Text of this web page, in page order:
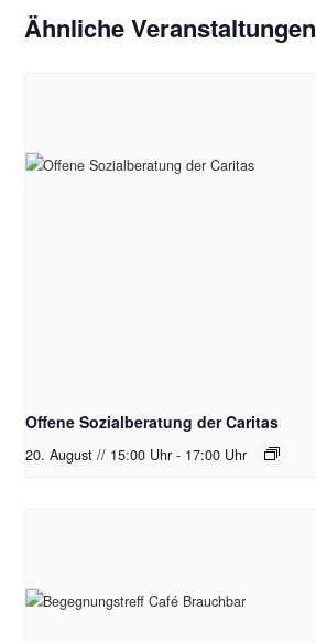
Ähnliche Veranstaltungen
Offene Sozialberatung der Caritas
20. August // 15:00 Uhr - 17:00 Uhr